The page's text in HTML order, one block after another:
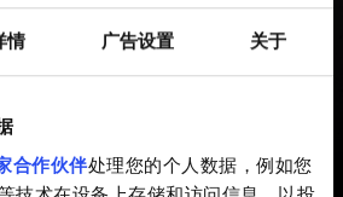
情 广告设置 关于
合作伙伴处理您的个人数据，例如您
发生在较老的 Windows 10 版本
(Build 14393) 和 version 1703